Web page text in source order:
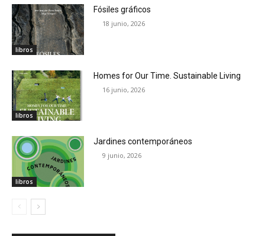
libros
Fósiles gráficos
18 junio, 2026
libros
Homes for Our Time. Sustainable Living
16 junio, 2026
libros
Jardines contemporáneos
9 junio, 2026